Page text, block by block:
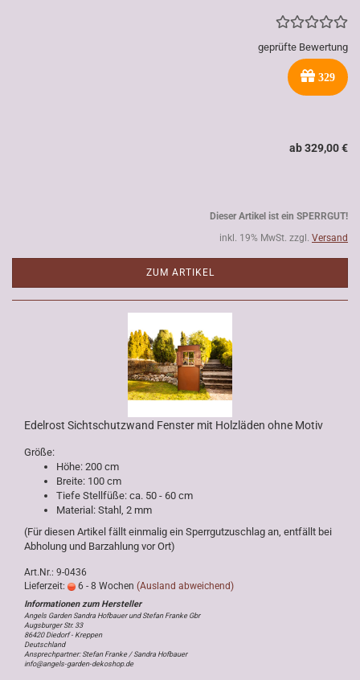
geprüfte Bewertung
329
ab 329,00 €
Dieser Artikel ist ein SPERRGUT!
inkl. 19% MwSt. zzgl. Versand
ZUM ARTIKEL
Edelrost Sichtschutzwand Fenster mit Holzläden ohne Motiv
Größe:
Höhe: 200 cm
Breite: 100 cm
Tiefe Stellfüße: ca. 50 - 60 cm
Material: Stahl, 2 mm
(Für diesen Artikel fällt einmalig ein Sperrgutzuschlag an, entfällt bei
Abholung und Barzahlung vor Ort)
Art.Nr.: 9-0436
Lieferzeit:
6 - 8 Wochen (Ausland abweichend)
Angels Garden Sandra Hofbauer und Stefan Franke Gbr
Augsburger Str. 33
86420 Diedorf - Kreppen
Deutschland
Ansprechpartner: Stefan Franke / Sandra Hofbauer
info@angels-garden-dekoshop.de